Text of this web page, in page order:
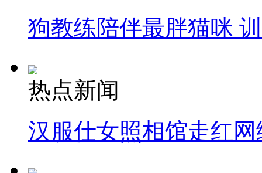
狗教练陪伴最胖猫咪
热点新闻
汉服仕女照相馆走红网